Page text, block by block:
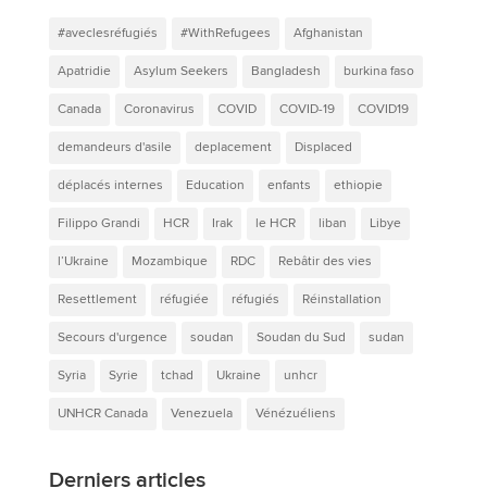
#aveclesréfugiés #WithRefugees Afghanistan
Apatridie Asylum Seekers Bangladesh burkina faso
Canada Coronavirus COVID COVID-19 COVID19
demandeurs d'asile deplacement Displaced
déplacés internes Education enfants ethiopie
Filippo Grandi HCR Irak le HCR liban Libye
l’Ukraine Mozambique RDC Rebâtir des vies
Resettlement réfugiée réfugiés Réinstallation
Secours d'urgence soudan Soudan du Sud sudan
Syria Syrie tchad Ukraine unhcr
UNHCR Canada Venezuela Vénézuéliens
Derniers articles